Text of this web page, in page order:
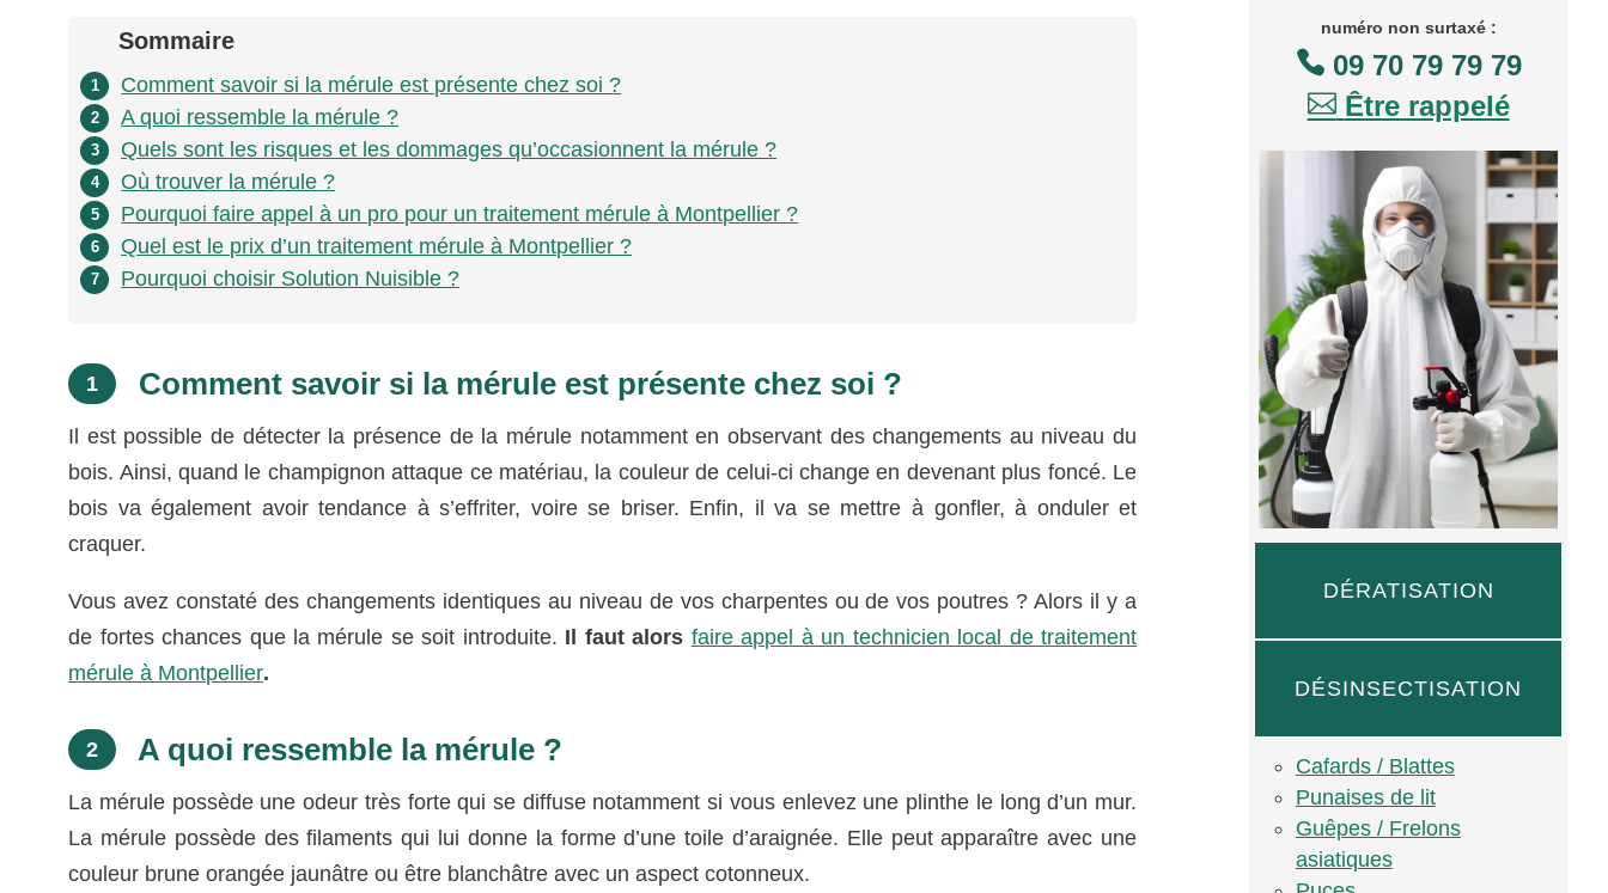
Sommaire
1 Comment savoir si la mérule est présente chez soi ?
2 A quoi ressemble la mérule ?
3 Quels sont les risques et les dommages qu’occasionnent la mérule ?
4 Où trouver la mérule ?
5 Pourquoi faire appel à un pro pour un traitement mérule à Montpellier ?
6 Quel est le prix d’un traitement mérule à Montpellier ?
7 Pourquoi choisir Solution Nuisible ?
1 Comment savoir si la mérule est présente chez soi ?
Il est possible de détecter la présence de la mérule notamment en observant des changements au niveau du
bois. Ainsi, quand le champignon attaque ce matériau, la couleur de celui-ci change en devenant plus foncé. Le
bois va également avoir tendance à s’effriter, voire se briser. Enfin, il va se mettre à gonfler, à onduler et
craquer.
Vous avez constaté des changements identiques au niveau de vos charpentes ou de vos poutres ? Alors il y a
de fortes chances que la mérule se soit introduite. Il faut alors faire appel à un technicien local de traitement
mérule à Montpellier.
2 A quoi ressemble la mérule ?
La mérule possède une odeur très forte qui se diffuse notamment si vous enlevez une plinthe le long d’un mur.
La mérule possède des filaments qui lui donne la forme d’une toile d’araignée. Elle peut apparaître avec une
couleur brune orangée jaunâtre ou être blanchâtre avec un aspect cotonneux.
numéro non surtaxé :
09 70 79 79 79
 Être rappelé
DÉRATISATION
DÉSINSECTISATION
Cafards / Blattes
Punaises de lit
Guêpes / Frelons
asiatiques